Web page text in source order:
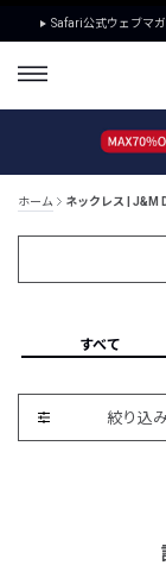
Safari公式ウェブマ
ホーム ネックレス | J&M
すべて
絞り込